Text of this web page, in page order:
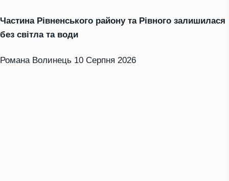
Частина Рівненського району та Рівного залишилася
без світла та води
Романа Волинець 10 Серпня 2026